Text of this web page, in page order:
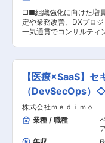
ッショナルにキャリアを
就業環境： ・平均残業
日はノー残業デイ) ・在
制：個人の都合に応じて
変更の範囲：会社の定め
販売戦略まで裁量を持っ
分的な担当ではなく「サ
感」を得られる点が魅力
力の大きい企業・自治体
次世代ネットワークの標
の企画・立案 ・市場動
値あるサービス要件の策
新サービス創出をリー
推進 ・仕様策定から運用
通貫でサービス提供を牽
サービスの魅力を最大化
進 変更の範囲：会社の
□■組織強化に向けた増
定や業務改善、DXプロ
一気通貫でコンサルテ
大企業の顧客向け支援を
経営課題の一つである情
の対応を通じ、顧客の
います。 ■業務概要 製造業を中心に、自動車・
エネルギー・化粧品な
情報セキュリティ関連の
（プロジェクトマネージ
もと、担当業務を遂行） 【想定プロジェクト】
1. セキュリティアセス
【医療×SaaS】
（DevSecOps）
ックス
株式会社ｍｅｄｉｍｏ
業種 / 職種